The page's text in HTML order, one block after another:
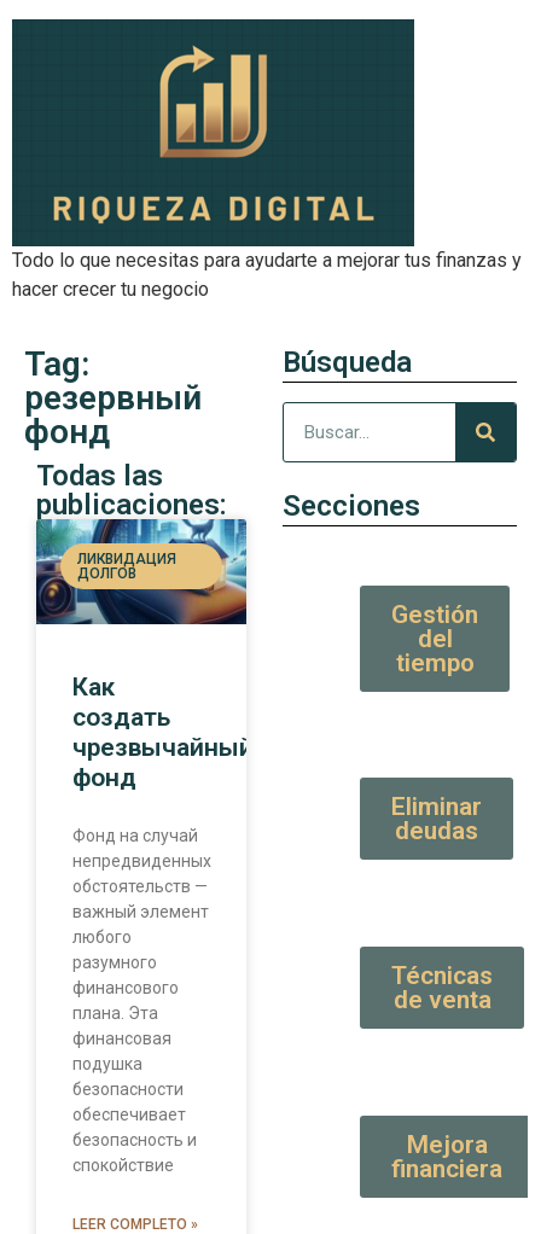
Todo lo que necesitas para ayudarte a mejorar tus finanzas y
hacer crecer tu negocio
Tag:
резервный
фонд
Todas las
publicaciones:
ЛИКВИДАЦИЯ
ДОЛГОВ
Как
создать
чрезвычайный
фонд
Фонд на случай
непредвиденных
обстоятельств —
важный элемент
любого
разумного
финансового
плана. Эта
финансовая
подушка
безопасности
обеспечивает
безопасность и
спокойствие
LEER COMPLETO »
Búsqueda
Secciones
Gestión
del
tiempo
Eliminar
deudas
Técnicas
de venta
Mejora
financiera